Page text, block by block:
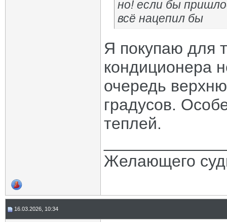
но! если бы
всё нацепил бы
Я покупаю для
кондиционера
очередь
градусов.
теплей.
Желающего
16.03.2026, 10:34